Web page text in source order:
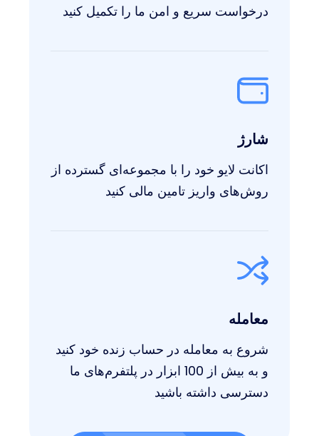
درخواست سریع و امن ما را تکمیل کنید
شارژ
اکانت لایو خود را با مجموعه‌ای گسترده از
روش‌های واریز تامین مالی کنید
معامله
شروع به معامله در حساب زنده خود کنید
و به بیش از 100 ابزار در پلتفرم‌های ما
دسترسی داشته باشید